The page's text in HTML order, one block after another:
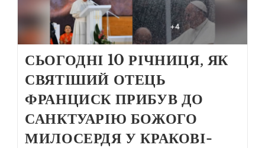
СЬОГОДНІ 10 РІЧНИЦЯ, ЯК
СВЯТІШИЙ ОТЕЦЬ
ФРАНЦИСК ПРИБУВ ДО
САНКТУАРІЮ БОЖОГО
МИЛОСЕРДЯ У КРАКОВІ-